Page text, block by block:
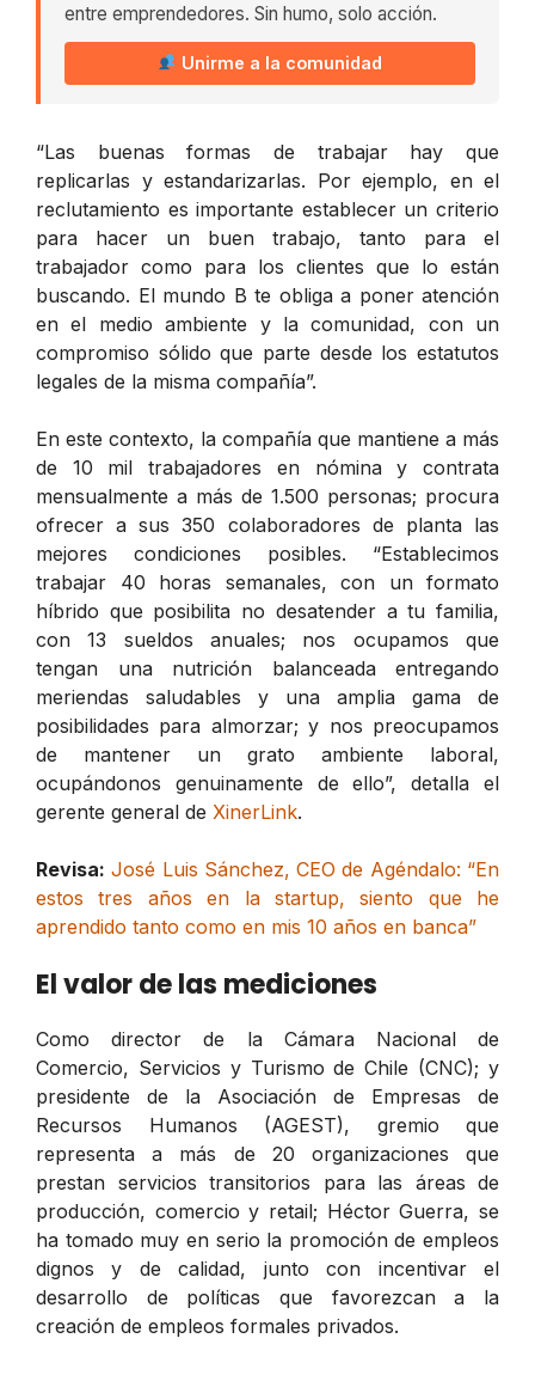
entre emprendedores. Sin humo, solo acción.
Unirme a la comunidad
“Las buenas formas de trabajar hay que
replicarlas y estandarizarlas. Por ejemplo, en el
reclutamiento es importante establecer un criterio
para hacer un buen trabajo, tanto para el
trabajador como para los clientes que lo están
buscando. El mundo B te obliga a poner atención
en el medio ambiente y la comunidad, con un
compromiso sólido que parte desde los estatutos
legales de la misma compañía”.
En este contexto, la compañía que mantiene a más
de 10 mil trabajadores en nómina y contrata
mensualmente a más de 1.500 personas; procura
ofrecer a sus 350 colaboradores de planta las
mejores condiciones posibles. “Establecimos
trabajar 40 horas semanales, con un formato
híbrido que posibilita no desatender a tu familia,
con 13 sueldos anuales; nos ocupamos que
tengan una nutrición balanceada entregando
meriendas saludables y una amplia gama de
posibilidades para almorzar; y nos preocupamos
de mantener un grato ambiente laboral,
ocupándonos genuinamente de ello”, detalla el
gerente general de XinerLink.
Revisa: José Luis Sánchez, CEO de Agéndalo: “En
estos tres años en la startup, siento que he
aprendido tanto como en mis 10 años en banca”
El valor de las mediciones
Como director de la Cámara Nacional de
Comercio, Servicios y Turismo de Chile (CNC); y
presidente de la Asociación de Empresas de
Recursos Humanos (AGEST), gremio que
representa a más de 20 organizaciones que
prestan servicios transitorios para las áreas de
producción, comercio y retail; Héctor Guerra, se
ha tomado muy en serio la promoción de empleos
dignos y de calidad, junto con incentivar el
desarrollo de políticas que favorezcan a la
creación de empleos formales privados.